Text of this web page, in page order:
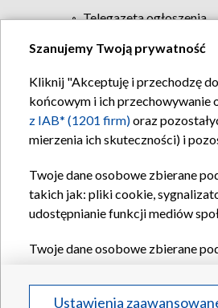
Telegazeta ogłoszenia
Szanujemy Twoją prywatność
Kliknij "Akceptuję i przechodzę
końcowym i ich przechowywanie
z IAB* (1201 firm)oraz
mierzenia ich skuteczności) i
Twoje dane osobowe zbierane
takich jak: pliki cookie,
udostępnianie funkcji mediów
Twoje dane osobowe zbierane
Partnerów TVPdla realizacji
Ustawienia